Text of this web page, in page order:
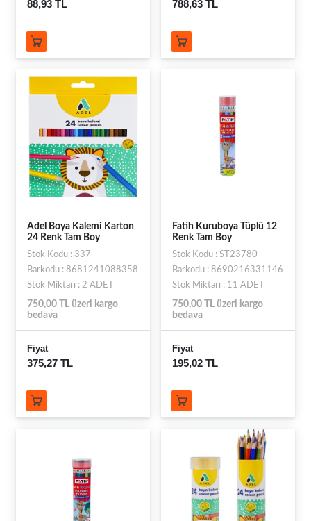
88,93 TL 788,63 TL
Adel Boya Kalemi Karton
24 Renk Tam Boy
Stok Kodu : 337
Barkodu : 8681241088358
Stok Miktarı : 2 ADET
750,00 TL üzeri kargo
bedava
Fiyat
375,27 TL
Fatih Kuruboya Tüplü 12
Renk Tam Boy
Stok Kodu : ST23780
Barkodu : 8690216331146
Stok Miktarı : 11 ADET
750,00 TL üzeri kargo
bedava
Fiyat
195,02 TL